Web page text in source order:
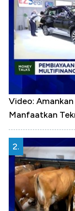
Video:
Manfaatkan
2.